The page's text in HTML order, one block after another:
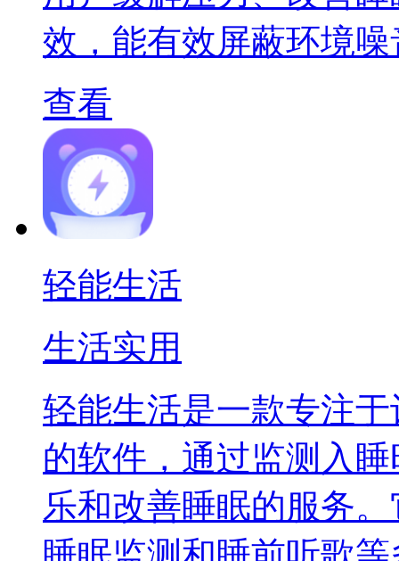
效，能有效屏蔽环境
查看
轻能生活
生活实用
轻能生活是一款专注
的软件，通过监测入
乐和改善睡眠的服务